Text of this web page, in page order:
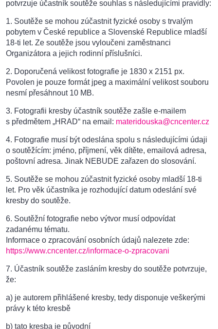
potvrzuje účastník soutěže souhlas s následujícími pravidly:
1. Soutěže se mohou zúčastnit fyzické osoby s trvalým
pobytem v České republice a Slovenské Republice mladší
18-ti let. Ze soutěže jsou vyloučeni zaměstnanci
Organizátora a jejich rodinní příslušníci.
2. Doporučená velikost fotografie je 1830 x 2151 px.
Povolen je pouze formát jpeg a maximální velikost souboru
nesmí přesáhnout 10 MB.
3. Fotografii kresby účastník soutěže zašle e-mailem
s předmětem „HRAD“ na email: materidouska@cncenter.cz
4. Fotografie musí být odeslána spolu s následujícími údaji
o soutěžícím: jméno, příjmení, věk dítěte, emailová adresa,
poštovní adresa. Jinak NEBUDE zařazen do slosování.
5. Soutěže se mohou zúčastnit fyzické osoby mladší 18-ti
let. Pro věk účastníka je rozhodující datum odeslání své
kresby do soutěže.
6. Soutěžní fotografie nebo výtvor musí odpovídat
zadanému tématu.
Informace o zpracování osobních údajů nalezete zde:
https://www.cncenter.cz/informace-o-zpracovani
7. Účastník soutěže zasláním kresby do soutěže potvrzuje,
že:
a) je autorem přihlášené kresby, tedy disponuje veškerými
právy k této kresbě
b) tato kresba je původní